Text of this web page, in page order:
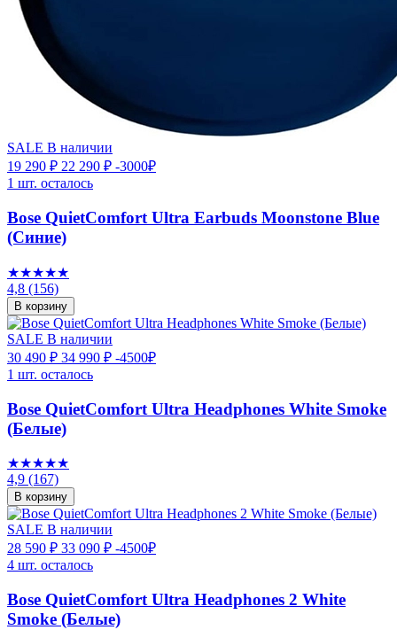
SALE В наличии
19 290 ₽ 22 290 ₽ -3000₽
1 шт. осталось
Bose QuietComfort Ultra Earbuds Moonstone Blue
(Синие)
★★★★★
4,8 (156)
В корзину
SALE В наличии
30 490 ₽ 34 990 ₽ -4500₽
1 шт. осталось
Bose QuietComfort Ultra Headphones White Smoke
(Белые)
★★★★★
4,9 (167)
В корзину
SALE В наличии
28 590 ₽ 33 090 ₽ -4500₽
4 шт. осталось
Bose QuietComfort Ultra Headphones 2 White
Smoke (Белые)